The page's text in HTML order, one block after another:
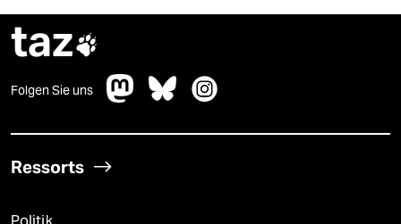
taz
Folgen Sie uns
Ressorts
Politik